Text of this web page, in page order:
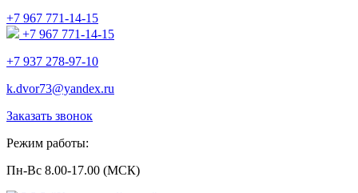
+7 967 771-14-15
+7 967 771-14-15
+7 937 278-97-10
k.dvor73@yandex.ru
Заказать звонок
Режим работы:
Пн-Вс 8.00-17.00 (МСК)